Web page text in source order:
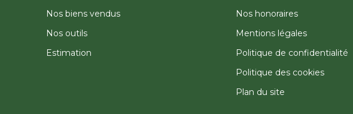
Nos biens vendus
Nos outils
Estimation
Nos honoraires
Mentions légales
Politique de confidentialité
Politique des cookies
Plan du site